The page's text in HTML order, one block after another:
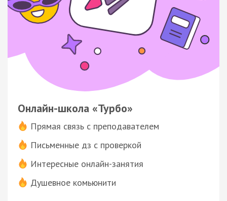
Онлайн-школа «Турбо»
Прямая связь с преподавателем
Письменные дз с проверкой
Интересные онлайн-занятия
Душевное комьюнити